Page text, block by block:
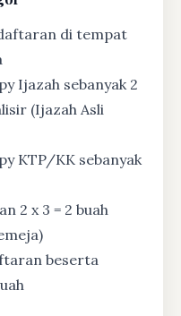
di tempat
Ijazah sebanyak 2
(Ijazah Asli
KTP/KK sebanyak
2 x 3 = 2 buah
beserta